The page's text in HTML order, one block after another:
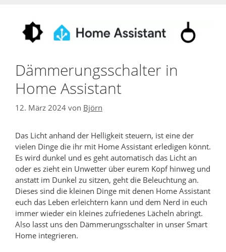
Dämmerungsschalter in
Home Assistant
12. März 2024 von Björn
Das Licht anhand der Helligkeit steuern, ist eine der
vielen Dinge die ihr mit Home Assistant erledigen könnt.
Es wird dunkel und es geht automatisch das Licht an
oder es zieht ein Unwetter über eurem Kopf hinweg und
anstatt im Dunkel zu sitzen, geht die Beleuchtung an.
Dieses sind die kleinen Dinge mit denen Home Assistant
euch das Leben erleichtern kann und dem Nerd in euch
immer wieder ein kleines zufriedenes Lächeln abringt.
Also lasst uns den Dämmerungsschalter in unser Smart
Home integrieren.